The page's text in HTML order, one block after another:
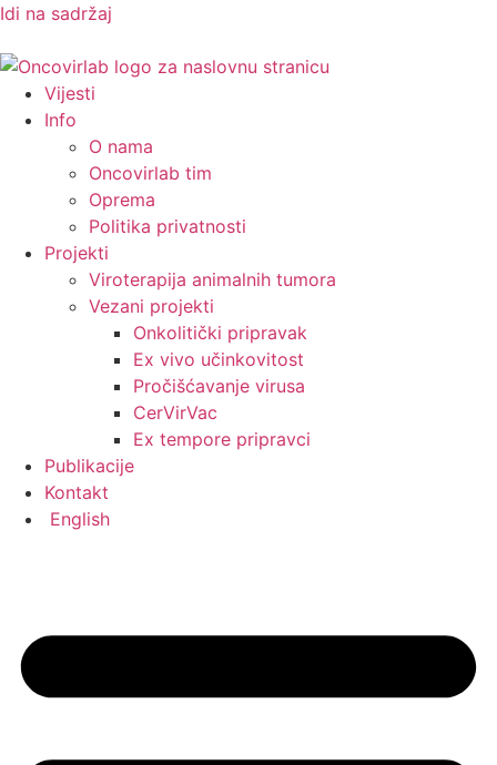
Idi na sadržaj
Vijesti
Info
O nama
Oncovirlab tim
Oprema
Politika privatnosti
Projekti
Viroterapija animalnih tumora
Vezani projekti
Onkolitički pripravak
Ex vivo učinkovitost
Pročišćavanje virusa
CerVirVac
Ex tempore pripravci
Publikacije
Kontakt
English